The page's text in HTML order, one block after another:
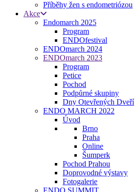
Příběhy žen s endometriózou
Akce
Endomarch 2025
Program
ENDOfestival
ENDOmarch 2024
ENDOmarch 2023
Program
Petice
Pochod
Podpůrné skupiny
Dny Otevřených Dveří
ENDO MARCH 2022
Úvod
Brno
Praha
Online
Šumperk
Pochod Prahou
Doprovodné výstavy
Fotogalerie